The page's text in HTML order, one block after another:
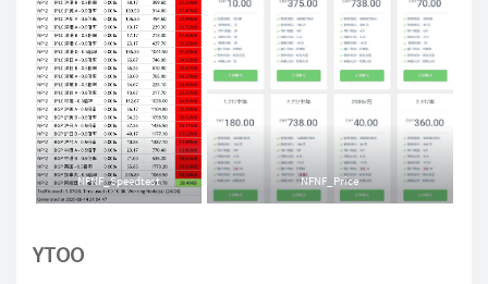
NFNF_Speedtest NFNF_Price
YTOO